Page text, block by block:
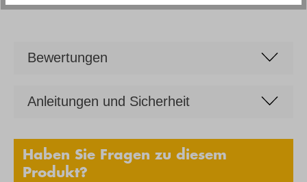
Bewertungen
Anleitungen und Sicherheit
Haben Sie Fragen zu diesem
Produkt?